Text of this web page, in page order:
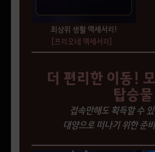
최상위 생활 액세서리!
[프리오네 액세서리]
더 편리한 이동!
탑승
접속만해도 획득할 수
대양으로 떠나기 위한 준